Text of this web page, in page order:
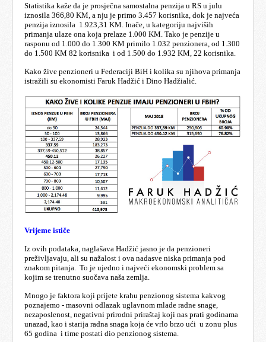
Statistika kaže da je prosječna samostalna penzija u RS u julu
iznosila 366,80 KM, a nju je primo 3.457 korisnika, dok je najveća
penzija iznosila 1.923,31 KM. Inače, u kategoriju najviših
primanja ulaze ona koja prelaze 1.000 KM. Tako je penzije u
rasponu od 1.000 do 1.300 KM primilo 1.032 penzionera, od 1.300
do 1.500 KM 82 korisnika i od 1.500 do 1.932 KM, 22 korisnika.
Kako žive penzioneri u Federaciji BiH i kolika su njihova primanja
istražili su ekonomisti Faruk Hadžić i Dino Hadžialić.
Vrijeme ističe
Iz ovih podataka, naglašava Hadžić jasno je da penzioneri
preživljavaju, ali su nažalost i ova nadasve niska primanja pod
znakom pitanja. To je ujedno i najveći ekonomski problem sa
kojim se trenutno suočava naša zemlja.
Mnogo je faktora koji prijete krahu penzionog sistema kakvog
poznajemo - masovni odlazak uglavnom mlade radne snage,
nezaposlenost, negativni prirodni priraštaj koji nas prati godinama
unazad, kao i starija radna snaga koja će vrlo brzo ući u zonu plus
65 godina i time postati dio penzionog sistema.